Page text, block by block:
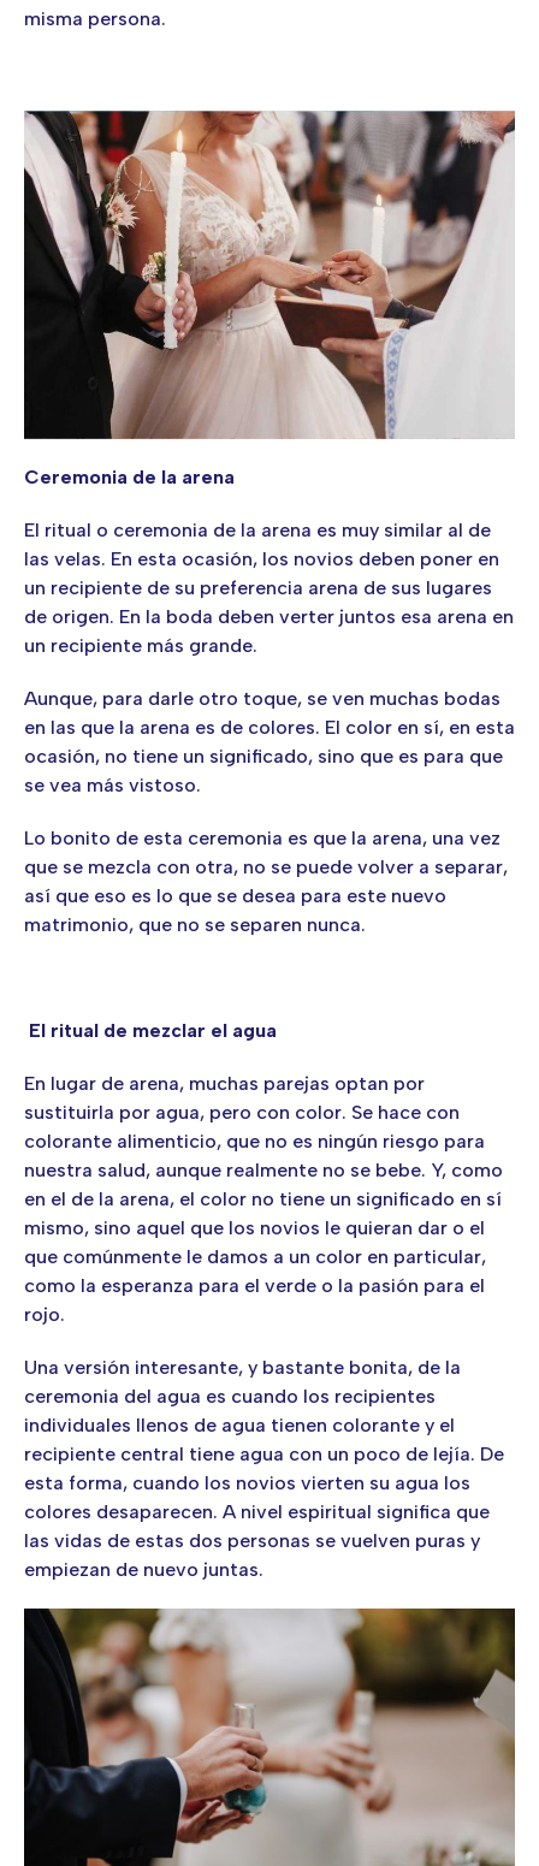
misma persona.
Ceremonia de la arena
El ritual o ceremonia de la arena es muy similar al de
las velas. En esta ocasión, los novios deben poner en
un recipiente de su preferencia arena de sus lugares
de origen. En la boda deben verter juntos esa arena en
un recipiente más grande.
Aunque, para darle otro toque, se ven muchas bodas
en las que la arena es de colores. El color en sí, en esta
ocasión, no tiene un significado, sino que es para que
se vea más vistoso.
Lo bonito de esta ceremonia es que la arena, una vez
que se mezcla con otra, no se puede volver a separar,
así que eso es lo que se desea para este nuevo
matrimonio, que no se separen nunca.
El ritual de mezclar el agua
En lugar de arena, muchas parejas optan por
sustituirla por agua, pero con color. Se hace con
colorante alimenticio, que no es ningún riesgo para
nuestra salud, aunque realmente no se bebe. Y, como
en el de la arena, el color no tiene un significado en sí
mismo, sino aquel que los novios le quieran dar o el
que comúnmente le damos a un color en particular,
como la esperanza para el verde o la pasión para el
rojo.
Una versión interesante, y bastante bonita, de la
ceremonia del agua es cuando los recipientes
individuales llenos de agua tienen colorante y el
recipiente central tiene agua con un poco de lejía. De
esta forma, cuando los novios vierten su agua los
colores desaparecen. A nivel espiritual significa que
las vidas de estas dos personas se vuelven puras y
empiezan de nuevo juntas.